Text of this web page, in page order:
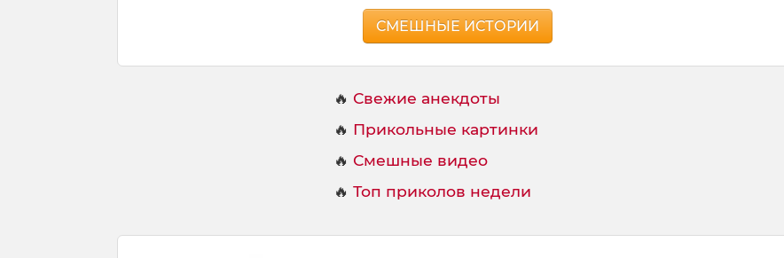
СМЕШНЫЕ ИСТОРИИ
🔥 Свежие анекдоты
🔥 Прикольные картинки
🔥 Смешные видео
🔥 Топ приколов недели